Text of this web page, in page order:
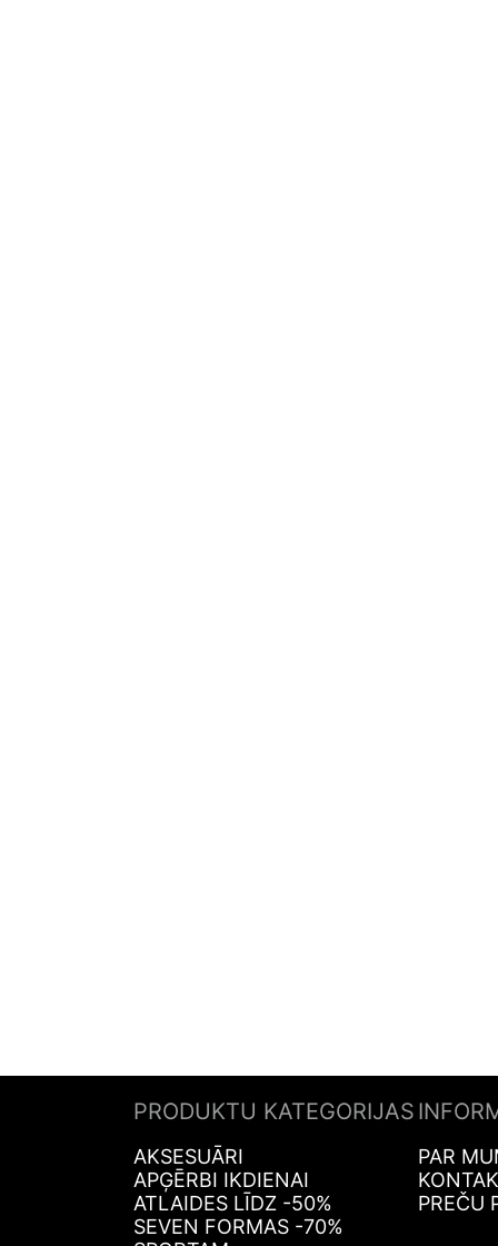
PRODUKTU KATEGORIJAS
AKSESUĀRI
APĢĒRBI IKDIENAI
ATLAIDES LĪDZ -50%
SEVEN FORMAS -70%
PAR
PREČU